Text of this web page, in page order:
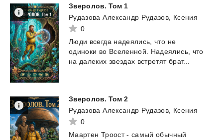
Зверолов. Том 1
Рудазова Александр Рудазов, Ксения
0
Люди всегда надеялись, что не
одиноки во Вселенной. Надеялись, что
на далеких звездах встретят брат...
Зверолов. Том 2
Рудазова Александр Рудазов, Ксения
0
Маартен Троост - самый обычный